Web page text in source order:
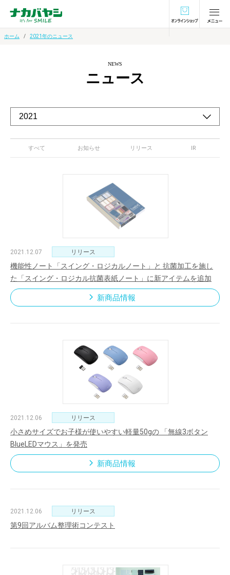
オンラインショ
ホーム 2021年のニュース
NEWS
ニュース
すべて お知らせ リリース IR
2021.12.07 リリース
機能性ノート「スイング・ロジカルノート」と 抗菌加工を施し
た「スイング・ロジカル抗菌表紙ノート」に新アイテムを追加
新商品情報
2021.12.06 リリース
小さめサイズでお子様が使いやすい軽量50gの 「無線3ボタン
BlueLEDマウス」を発売
新商品情報
2021.12.06 リリース
第9回アルバム整理術コンテスト